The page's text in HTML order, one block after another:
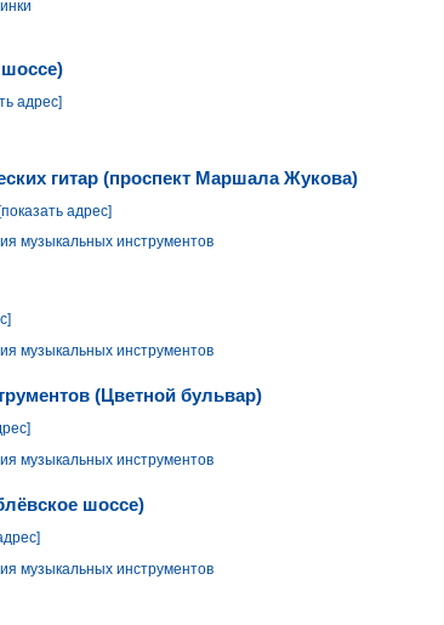
адрес]
гитар (проспект Маршала Жукова)
адрес]
музыкальных инструментов
музыкальных инструментов
(Цветной бульвар)
музыкальных инструментов
шоссе)
музыкальных инструментов